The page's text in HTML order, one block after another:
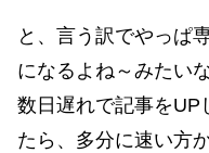
と、言う訳でやっぱ
になるよね～みたい
数日遅れで記事をUP
たら、多分に速い方か